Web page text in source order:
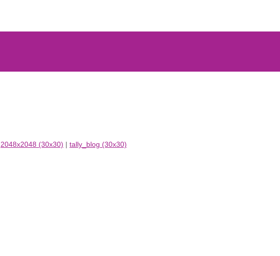
2048x2048 (30x30) | tally_blog (30x30)